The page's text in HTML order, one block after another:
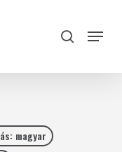
search
Menu
magyar
Close